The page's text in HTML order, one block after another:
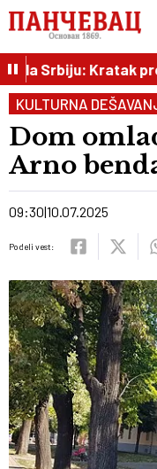
Kratak predah
KULTURNA
Dom
Arno
09:30 10.07.2025
Podeli vest: